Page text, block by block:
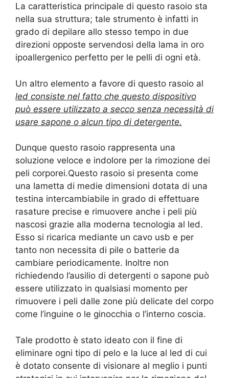
La caratteristica principale di questo rasoio sta
nella sua struttura; tale strumento è infatti in
grado di depilare allo stesso tempo in due
direzioni opposte servendosi della lama in oro
ipoallergenico perfetto per le pelli di ogni età.
Un altro elemento a favore di questo rasoio al
led consiste nel fatto che questo dispositivo
può essere utilizzato a secco senza necessità di
usare sapone o alcun tipo di detergente.
Dunque questo rasoio rappresenta una
soluzione veloce e indolore per la rimozione dei
peli corporei.Questo rasoio si presenta come
una lametta di medie dimensioni dotata di una
testina intercambiabile in grado di effettuare
rasature precise e rimuovere anche i peli più
nascosi grazie alla moderna tecnologia al led.
Esso si ricarica mediante un cavo usb e per
tanto non necessita di pile o batterie da
cambiare periodicamente. Inoltre non
richiedendo l’ausilio di detergenti o sapone può
essere utilizzato in qualsiasi momento per
rimuovere i peli dalle zone più delicate del corpo
come l’inguine o le ginocchia o l’interno coscia.
Tale prodotto è stato ideato con il fine di
eliminare ogni tipo di pelo e la luce al led di cui
è dotato consente di visionare al meglio i punti